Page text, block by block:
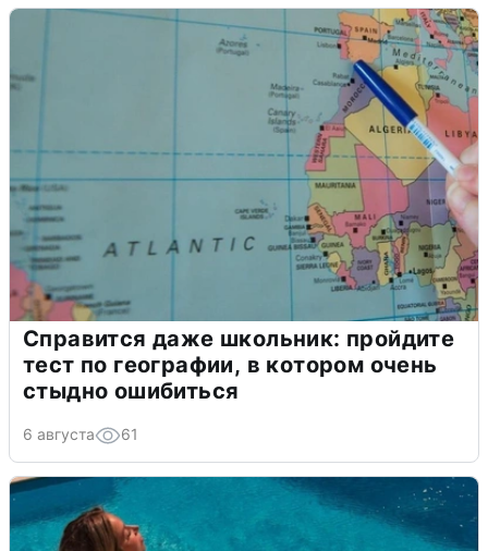
Справится даже школьник: пройдите
тест по географии, в котором очень
стыдно ошибиться
6 августа 61